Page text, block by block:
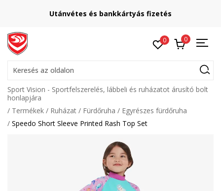
Utánvétes és bankkártyás fizetés
0 0
Keresés az oldalon
Sport Vision - Sportfelszerelés, lábbeli és ruházatot árusító bolt
honlapjára
Termékek
Ruházat Fürdőruha
Egyrészes fürdőruha
Speedo Short Sleeve Printed Rash Top Set